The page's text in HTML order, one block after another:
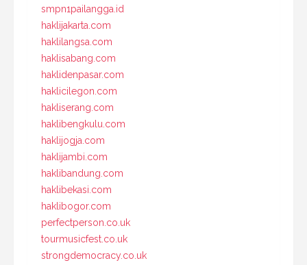
smpn1pailangga.id
haklijakarta.com
haklilangsa.com
haklisabang.com
haklidenpasar.com
haklicilegon.com
hakliserang.com
haklibengkulu.com
haklijogja.com
haklijambi.com
haklibandung.com
haklibekasi.com
haklibogor.com
perfectperson.co.uk
tourmusicfest.co.uk
strongdemocracy.co.uk